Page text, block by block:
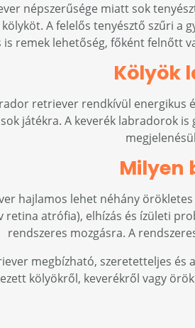
népszerűsége miatt sok
A felelős tenyésztő szűri a
remek lehetőség, főként felnőtt
Kölyök
retriever rendkívül energikus
játékra. A keverék labradorok
Milyen
hajlamos lehet néhány
retina atrófia), elhízás és ízületi
rendszeres mozgásra. A
megbízható, szeretetteljes és
kölyökről, keverékről vagy